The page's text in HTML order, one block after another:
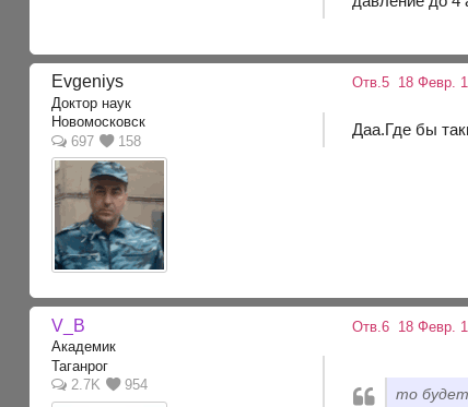
Evgeniys
Доктор наук
Новомосковск
697
158
Отв.5 18 Февр.
Даа.Где бы
V_B
Академик
Таганрог
2.7K
954
Отв.6 18 Февр.
то